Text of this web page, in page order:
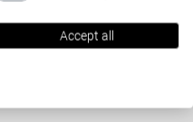
Accept all